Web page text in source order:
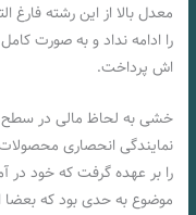
معدل بالا از این رشته
را ادامه نداد و به صورت
اش پرداخت.
خشی به لحاظ مالی در سطح
را بر عهده گرفت که خود در
موضوع به حدی بود که بعضا